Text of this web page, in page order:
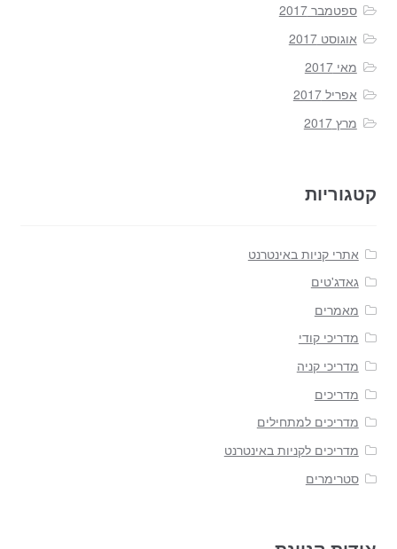
ספטמבר 2017
אוגוסט 2017
מאי 2017
אפריל 2017
מרץ 2017
קטגוריות
אתרי קניות באינטרנט
גאדג'טים
מאמרים
מדריכי קודי
מדריכי קניה
מדריכים
מדריכים למתחילים
מדריכים לקניות באינטרנט
סטרימרים